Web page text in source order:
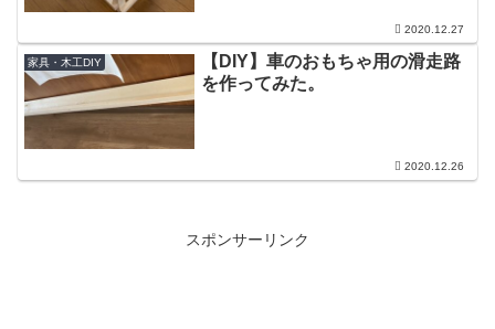
2020.12.27
家具・木工DIY
【DIY】車のおもちゃ用の滑走路
を作ってみた。
2020.12.26
スポンサーリンク